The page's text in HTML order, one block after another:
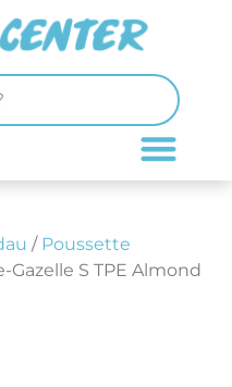
/ Poussette
S TPE Almond